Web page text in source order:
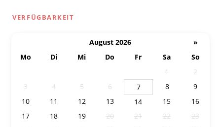
VERFÜGBARKEIT
August 2026
»
Mo
Di Mi Do Fr Sa
So
1
2
3
4 5 6 7 8
9
10
11 12 13 14 15
16
17
18 19 20 21 22
23